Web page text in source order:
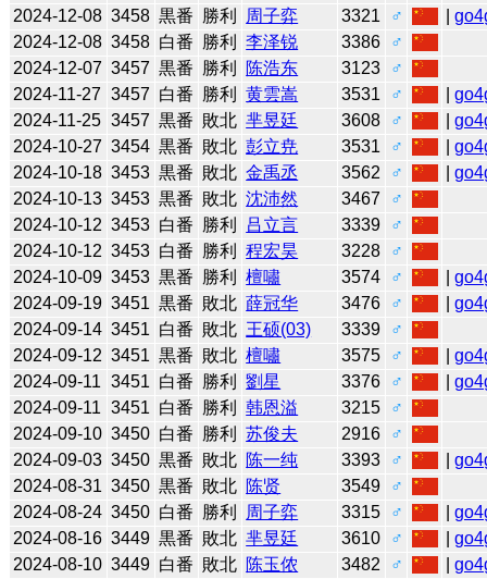
2024-12-08 3458 黒番 勝利 周子弈 3321 ♂ |
2024-12-08 3458 白番 勝利 李泽锐 3386
♂
2024-12-07 3457 黒番 勝利 陈浩东 3123
♂
2024-11-27 3457 白番 勝利 黄雲嵩 3531 ♂ |
2024-11-25 3457 黒番 敗北 芈昱廷 3608 ♂ |
2024-10-27 3454 黒番 敗北 彭立尭 3531 ♂ |
2024-10-18 3453 黒番 敗北 金禹丞 3562 ♂ |
2024-10-13 3453 黒番 敗北 沈沛然 3467
♂
2024-10-12 3453 白番 勝利 吕立言 3339
♂
2024-10-12 3453 白番 勝利 程宏昊 3228
♂
2024-10-09 3453 黒番 勝利 檀嘯 3574 ♂ |
2024-09-19 3451 黒番 敗北 薛冠华 3476 ♂ |
2024-09-14 3451 白番 敗北 王硕(03) 3339
♂
2024-09-12 3451 黒番 敗北 檀嘯 3575 ♂ |
2024-09-11 3451 白番 勝利 劉星 3376 ♂ |
2024-09-11 3451 白番 勝利 韩恩溢 3215
♂
2024-09-10 3450 白番 勝利 苏俊夫 2916
♂
2024-09-03 3450 黒番 敗北 陈一纯 3393 ♂ |
2024-08-31 3450 黒番 敗北 陈贤 3549
♂
2024-08-24 3450 白番 勝利 周子弈 3315 ♂ |
2024-08-16 3449 黒番 敗北 芈昱廷 3610 ♂ |
2024-08-10 3449 白番 敗北 陈玉侬 3482 ♂ |